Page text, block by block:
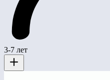
3-7 лет